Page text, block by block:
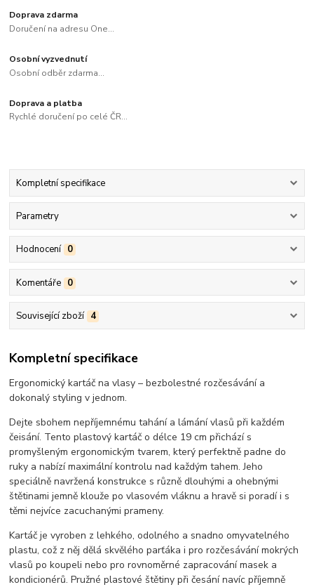
Doprava zdarma
Doručení na adresu One...
Osobní vyzvednutí
Osobní odběr zdarma...
Doprava a platba
Rychlé doručení po celé ČR...
Kompletní specifikace
Parametry
Hodnocení 0
Komentáře 0
Související zboží 4
Kompletní specifikace
Ergonomický kartáč na vlasy – bezbolestné rozčesávání a
dokonalý styling v jednom.
Dejte sbohem nepříjemnému tahání a lámání vlasů při každém
čeisání. Tento plastový kartáč o délce 19 cm přichází s
promyšleným ergonomickým tvarem, který perfektně padne do
ruky a nabízí maximální kontrolu nad každým tahem. Jeho
speciálně navržená konstrukce s různě dlouhými a ohebnými
štětinami jemně klouže po vlasovém vláknu a hravě si poradí i s
těmi nejvíce zacuchanými prameny.
Kartáč je vyroben z lehkého, odolného a snadno omyvatelného
plastu, což z něj dělá skvělého parťáka i pro rozčesávání mokrých
vlasů po koupeli nebo pro rovnoměrné zapracování masek a
kondicionérů. Pružné plastové štětiny při česání navíc příjemně